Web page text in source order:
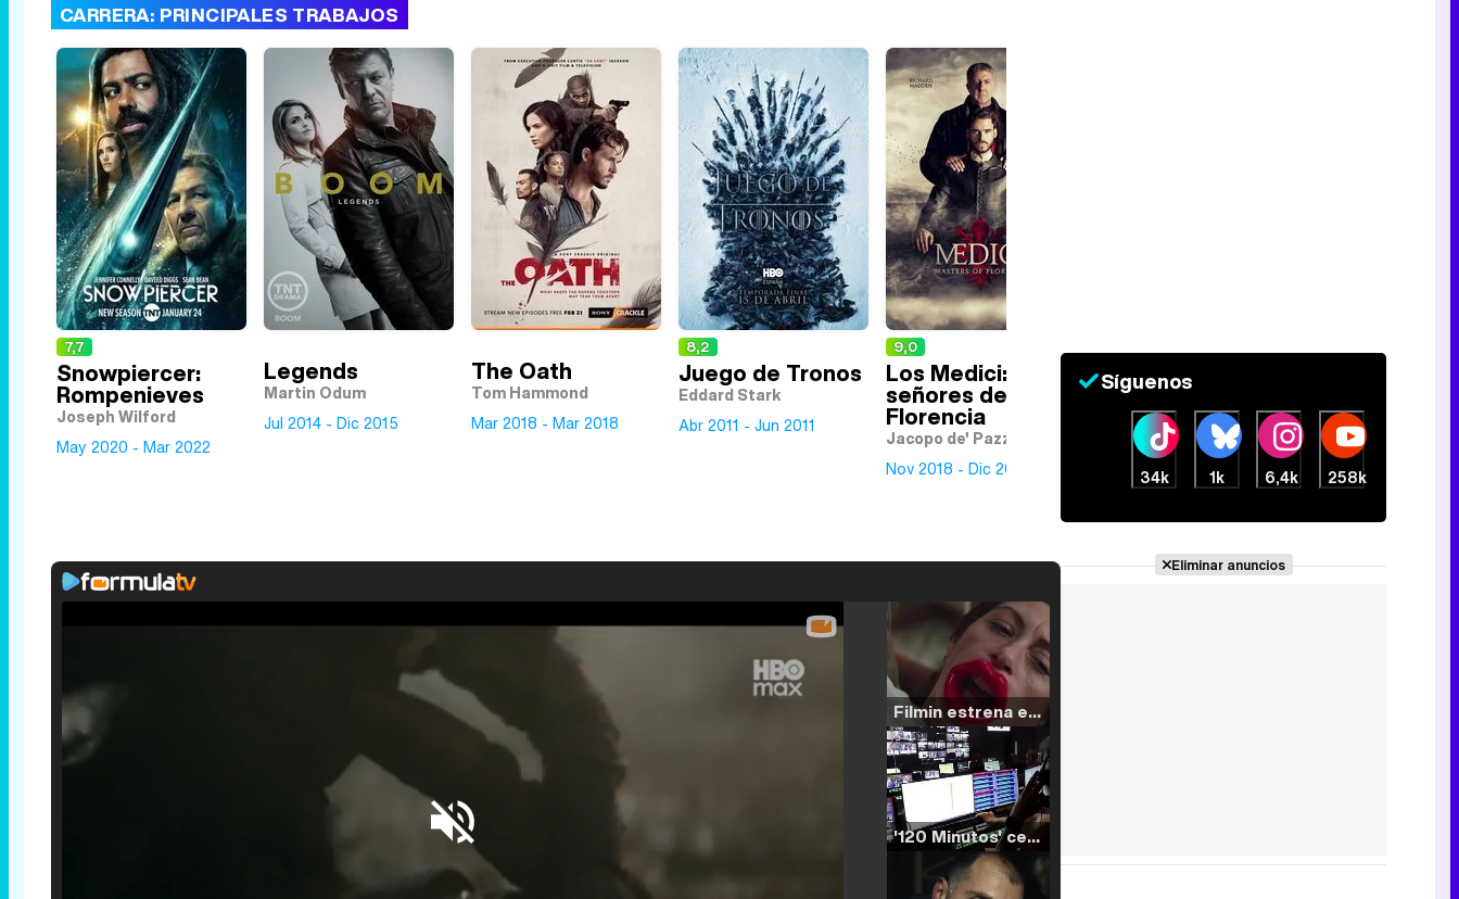
CARRERA: PRINCIPALES TRABAJOS
7,7
Snowpiercer:
Rompenieves
Joseph Wilford
May 2020 - Mar 2022
Legends
Martin Odum
Jul 2014 - Dic 2015
The Oath
Tom Hammond
Mar 2018 - Mar 2018
8,2
Juego de Tronos
Eddard Stark
Abr 2011 - Jun 2011
9,0
Los Medici:
señores de
Florencia
Jacopo de' Pazzi
Nov 2018 - Dic 2018
Filmin estrena el tráiler de 'Millennial Mal', su nueva comedia universitaria de la mano de Lorena Iglesias
'120 Minutos' celebra sus 2.000 programas en Telemadrid con un vídeo del día a día en la redacción
Síguenos
34k 1k 6,4k 258k
Eliminar anuncios